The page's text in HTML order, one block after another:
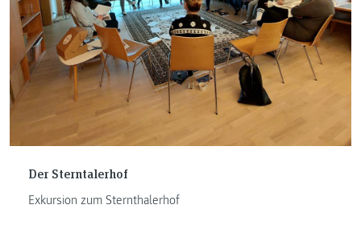
Der Sterntalerhof
Exkursion zum Sternthalerhof